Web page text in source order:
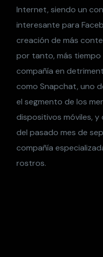
Internet, siendo un
interesante para
creación de más
por tanto, más tiempo
compañía en
como Snapchat, uno
el segmento de los
dispositivos móviles,
del pasado mes de
compañía
rostros.